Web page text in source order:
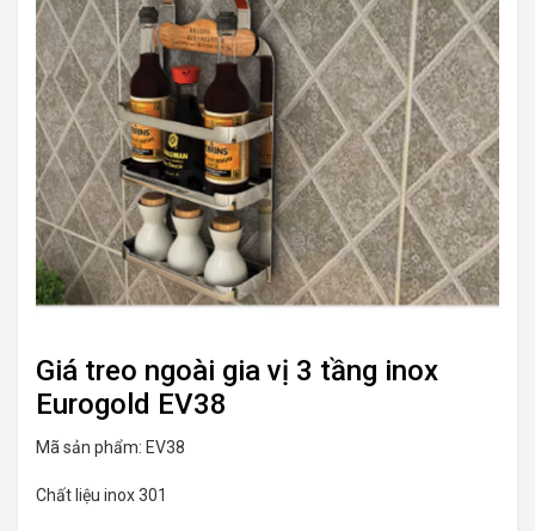
Giá treo ngoài gia vị 3 tầng inox
Eurogold EV38
Mã sản phẩm: EV38
Chất liệu inox 301